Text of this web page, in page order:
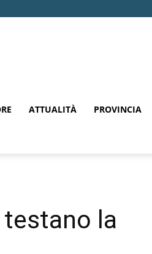
ATTUALITÀ PROVINCIA
la